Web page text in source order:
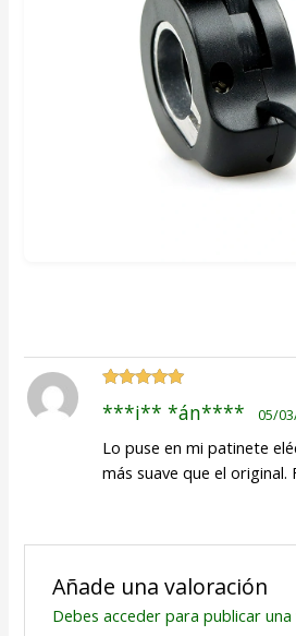
con5 de 5
***i** *án**** 05/
Lo puse en mi patinete
más suave que el original.
Añade una valoración
Debes accederpara publicar una